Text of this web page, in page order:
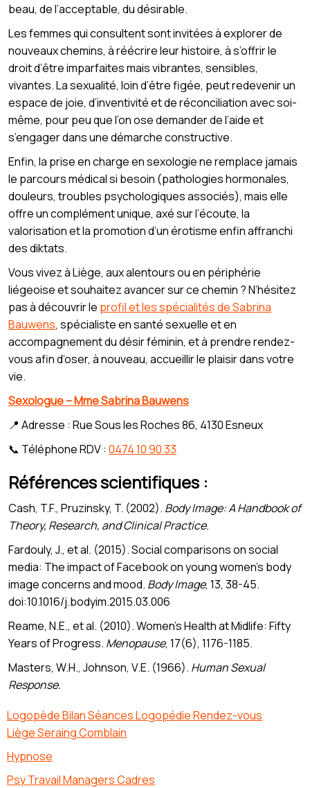
beau, de l’acceptable, du désirable.
Les femmes qui consultent sont invitées à explorer de
nouveaux chemins, à réécrire leur histoire, à s’offrir le
droit d’être imparfaites mais vibrantes, sensibles,
vivantes. La sexualité, loin d’être figée, peut redevenir un
espace de joie, d’inventivité et de réconciliation avec soi-
même, pour peu que l’on ose demander de l’aide et
s’engager dans une démarche constructive.
Enfin, la prise en charge en sexologie ne remplace jamais
le parcours médical si besoin (pathologies hormonales,
douleurs, troubles psychologiques associés), mais elle
offre un complément unique, axé sur l’écoute, la
valorisation et la promotion d’un érotisme enfin affranchi
des diktats.
Vous vivez à Liège, aux alentours ou en périphérie
liégeoise et souhaitez avancer sur ce chemin ? N’hésitez
pas à découvrir le profil et les spécialités de Sabrina
Bauwens, spécialiste en santé sexuelle et en
accompagnement du désir féminin, et à prendre rendez-
vous afin d’oser, à nouveau, accueillir le plaisir dans votre
vie.
Sexologue – Mme Sabrina Bauwens
📍 Adresse : Rue Sous les Roches 86, 4130 Esneux
📞 Téléphone RDV : 0474 10 90 33
Références scientifiques :
Cash, T.F., Pruzinsky, T. (2002). Body Image: A Handbook of
Theory, Research, and Clinical Practice.
Fardouly, J., et al. (2015). Social comparisons on social
media: The impact of Facebook on young women's body
image concerns and mood. Body Image, 13, 38-45.
doi:10.1016/j.bodyim.2015.03.006
Reame, N.E., et al. (2010). Women’s Health at Midlife: Fifty
Years of Progress. Menopause, 17(6), 1176-1185.
Masters, W.H., Johnson, V.E. (1966). Human Sexual
Response.
Logopède Bilan Séances Logopédie Rendez-vous
Liège Seraing Comblain
Hypnose
Psy Travail Managers Cadres